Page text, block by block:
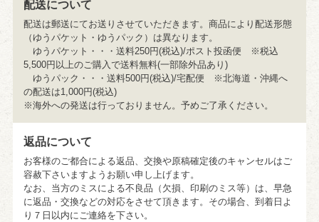
配送について
配送は郵送にてお送りさせていただきます。商品により配送形態
（ゆうパケット・ゆうパック）は異なります。
ゆうパケット・・・送料250円(税込)/ポスト投函便 ※税込
5,500円以上のご購入で送料無料(一部除外品あり)
ゆうパック・・・送料500円(税込)/宅配便 ※北海道・沖縄へ
の配送は1,000円(税込)
※海外への発送は行っておりません。予めご了承ください。
返品について
お客様のご都合による返品、交換や原稿確定後のキャンセルはご
容赦下さいますようお願い申し上げます。
なお、当方のミスによる不良品（欠損、印刷のミス等）は、早急
に返品・交換などの対応をさせて頂きます。その場合、到着日よ
り７日以内にご連絡を下さい。